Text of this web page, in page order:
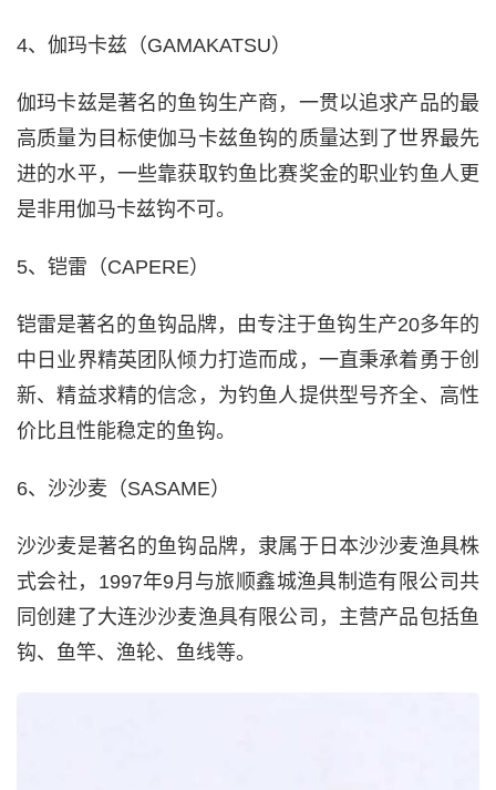
4、伽玛卡兹（GAMAKATSU）
伽玛卡兹是著名的鱼钩生产商，一贯以追求产品的最
高质量为目标使伽马卡兹鱼钩的质量达到了世界最先
进的水平，一些靠获取钓鱼比赛奖金的职业钓鱼人更
是非用伽马卡兹钩不可。
5、铠雷（CAPERE）
铠雷是著名的鱼钩品牌，由专注于鱼钩生产20多年的
中日业界精英团队倾力打造而成，一直秉承着勇于创
新、精益求精的信念，为钓鱼人提供型号齐全、高性
价比且性能稳定的鱼钩。
6、沙沙麦（SASAME）
沙沙麦是著名的鱼钩品牌，隶属于日本沙沙麦渔具株
式会社，1997年9月与旅顺鑫城渔具制造有限公司共
同创建了大连沙沙麦渔具有限公司，主营产品包括鱼
钩、鱼竿、渔轮、鱼线等。